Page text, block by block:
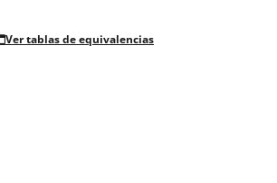
Ver tablas de equivalencias